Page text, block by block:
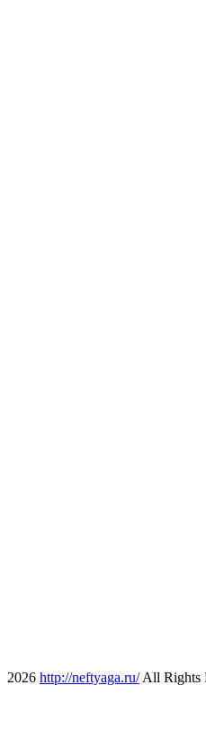
2026 http://neftyaga.ru/All Rights